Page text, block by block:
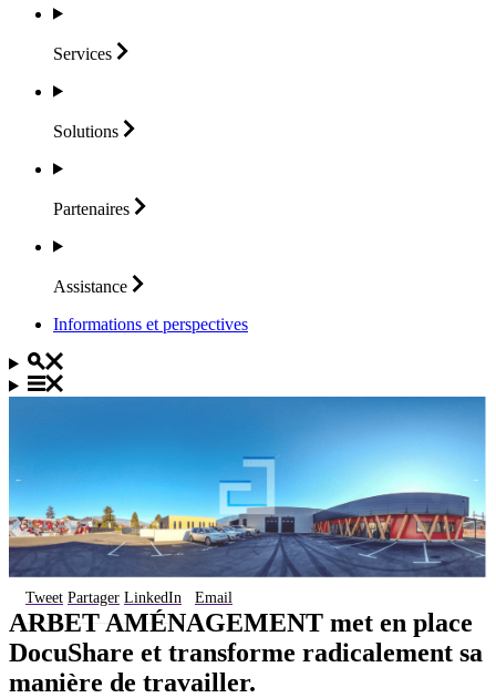
Services
Solutions
Partenaires
Assistance
Informations et perspectives
Tweet Partager LinkedIn Email
ARBET AMÉNAGEMENT met en place
DocuShare et transforme radicalement sa
manière de travailler.